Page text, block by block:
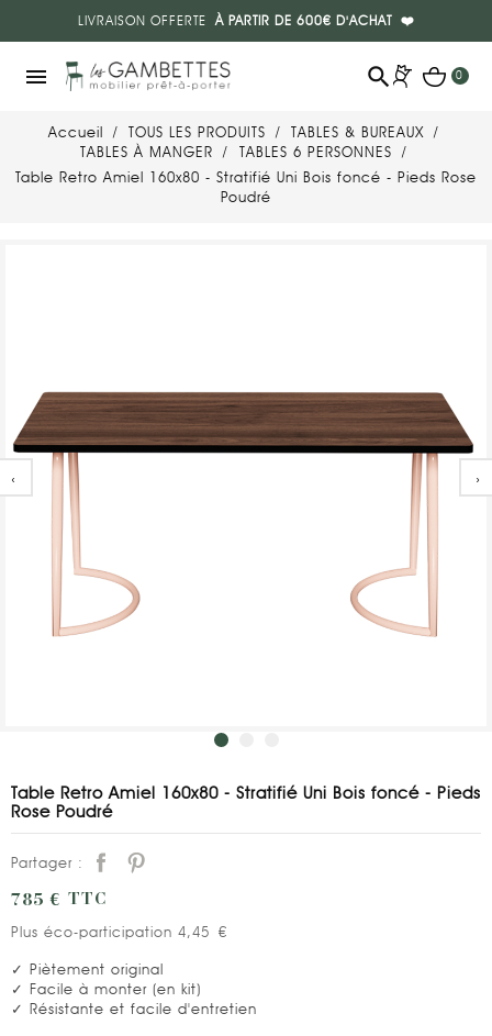
LIVRAISON OFFERTEÀ PARTIR DE 600€ D'ACHAT ❤️
menu search 0
Accueil TOUS LES PRODUITS
TABLES & BUREAUX
TABLES À MANGER
TABLES 6 PERSONNES
Table Retro Amiel 160x80 - Stratifié Uni Bois foncé - Pieds Rose
Poudré
‹ ›
Table Retro Amiel 160x80 - Stratifié Uni Bois foncé - Pieds
Rose Poudré
Partager :
785 € TTC
Plus éco-participation 4,45 €
✓ Piètement original
✓ Facile à monter (en kit)
✓ Résistante et facile d'entretien